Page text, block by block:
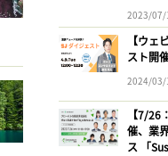
2023/07/
【ウェ
スト開
2024/03/
【7/26
催、業
ス 「